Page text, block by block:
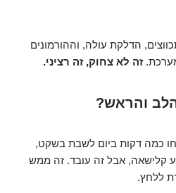
הדלקת עולה, וההורמונים
זה לא צחוק, זה רציני.
והראש?
כמה דקות ביום לשבת בשקט,
קלישאה, אבל זה עובד. זה ממש
ללחץ.